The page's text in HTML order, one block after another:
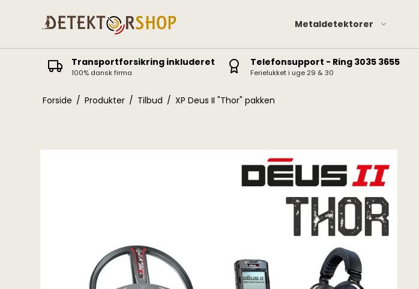
Metaldetektorer
Icon / Icon X
AT Pro
ACE / Apex
Minelab Vanquish
Minelab X-Terra Elite /
Pro
Garrett AT / Apex / Ace
X-Terra 705/305, CTX
3030, Etrac, Safari,
Transportforsikring inkluderet
100% dansk firma
Telefonsupport - Ring 3035 3655
Ferielukket i uge 29 & 30
Forside / Produkter / Tilbud / XP Deus II "Thor" pakken